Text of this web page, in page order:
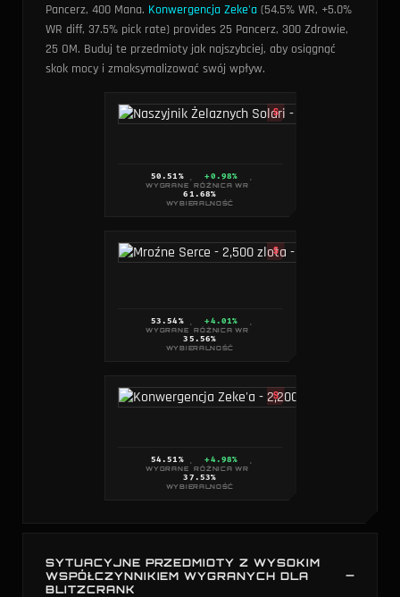
Pancerz, 400 Mana. Konwergencja Zeke'a (54.5% WR, +5.0%
WR diff, 37.5% pick rate) provides 25 Pancerz, 300 Zdrowie,
25 OM. Buduj te przedmioty jak najszybciej, aby osiągnąć
skok mocy i zmaksymalizować swój wpływ.
S
50.51%
WYGRANE · +0.98%
RÓŻNICA WR ·
61.68%
WYBIERALNOŚĆ
S
53.54%
WYGRANE · +4.01%
RÓŻNICA WR ·
35.56%
WYBIERALNOŚĆ
S
54.51%
WYGRANE · +4.98%
RÓŻNICA WR ·
37.53%
WYBIERALNOŚĆ
SYTUACYJNE PRZEDMIOTY Z WYSOKIM
WSPÓŁCZYNNIKIEM WYGRANYCH DLA
BLITZCRANK